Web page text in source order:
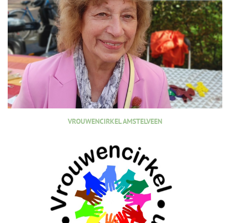
VROUWENCIRKEL AMSTELVEEN